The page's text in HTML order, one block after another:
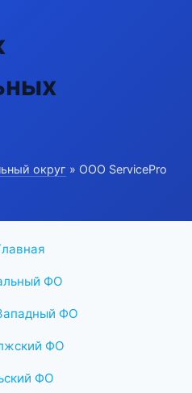
округ » ООО ServicePro
ФО
ФО
ФО
ФО